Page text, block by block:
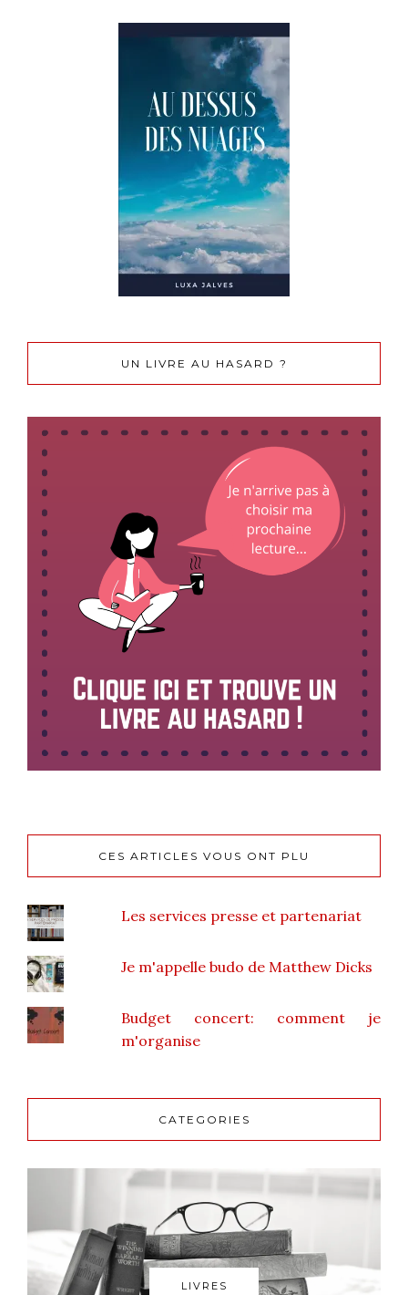
UN LIVRE AU HASARD ?
CES ARTICLES VOUS ONT PLU
Les services presse et partenariat
Je m'appelle budo de Matthew Dicks
Budget concert: comment je
m'organise
CATEGORIES
LIVRES